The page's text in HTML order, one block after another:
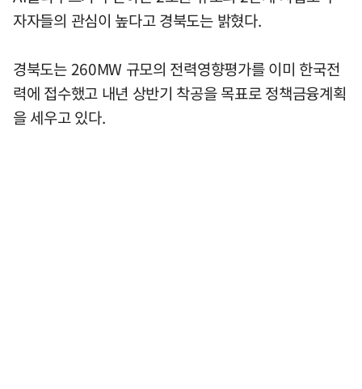
자자들의 관심이 높다고 경북도는 밝혔다.
경북도는 260MW 규모의 전력영향평가를 이미 한국전
력에 접수했고 내년 상반기 착공을 목표로 정책금융계획
을 세우고 있다.